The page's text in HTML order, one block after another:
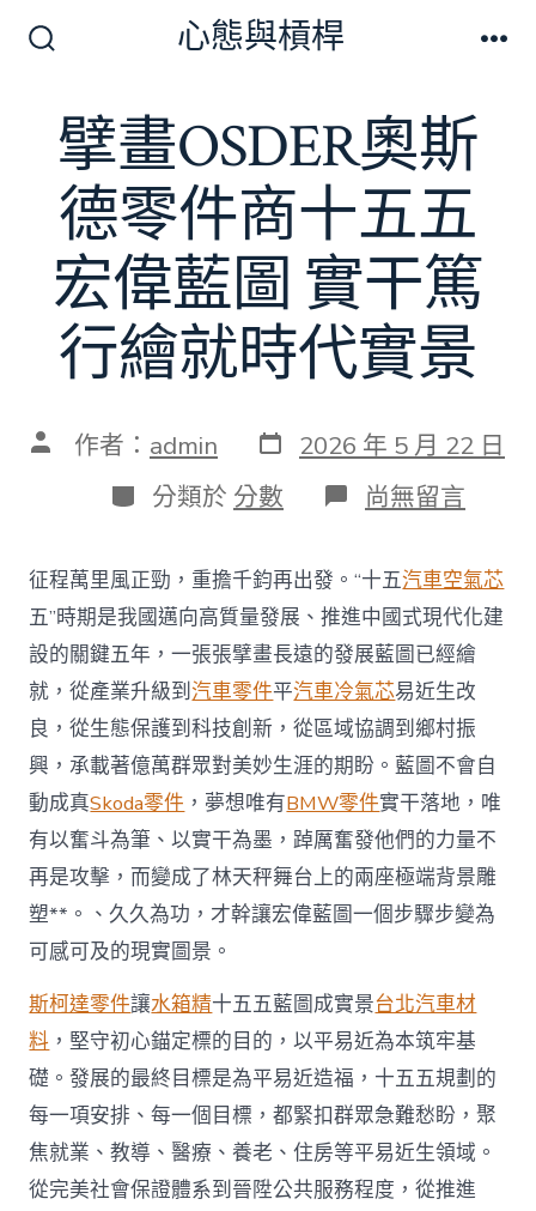
切
換
開
關
心態與槓桿
擘畫OSDER奧斯
德零件商十五五
宏偉藍圖 實干篤
行繪就時代實景
文 作者： admin 發
表
日
期
2026 年 5 月 22 日
分
類
分類於 分數 在
〈擘
OSDER
奧
斯
德
零
件
商
十
五
五
宏
偉
藍
圖
實
干
繪
就
時
代
實
景〉
中
尚無留言
征程萬里風正勁，重擔千鈞再出發。“十五汽車空氣芯
五”時期是我國邁向高質量發展、推進中國式現代化建
設的關鍵五年，一張張擘畫長遠的發展藍圖已經繪
就，從產業升級到汽車零件平汽車冷氣芯易近生改
良，從生態保護到科技創新，從區域協調到鄉村振
興，承載著億萬群眾對美妙生涯的期盼。藍圖不會自
動成真Skoda零件 ，夢想唯有BMW零件實干落地，唯
有以奮斗為筆、以實干為墨，踔厲奮發他們的力量不
再是攻擊，而變成了林天秤舞台上的兩座極端背景雕
塑**。、久久為功，才幹讓宏偉藍圖一個步驟步變為
可感可及的現實圖景。
斯柯達零件讓水箱精十五五藍圖成實景台北汽車材
料 ，堅守初心錨定標的目的，以平易近為本筑牢基
礎。發展的最終目標是為平易近造福，十五五規劃的
每一項安排、每一個目標，都緊扣群眾急難愁盼，聚
焦就業、教導、醫療、養老、住房等平易近生領域。
從完美社會保證體系到晉陞公共服務程度，從推進